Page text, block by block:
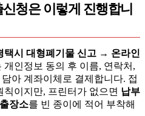
청은 이렇게 진행합니
택시 대형폐기물 신고 → 온라인
개인정보 동의 후 이름, 연락처,
아 계좌이체로 결제합니다. 접
칙이지만, 프린터가 없으면 납부
장소를 빈 종이에 적어 부착해